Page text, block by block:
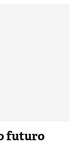
futuro